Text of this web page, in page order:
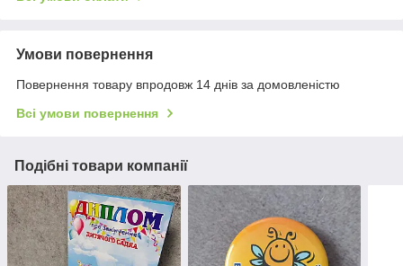
Умови повернення
Повернення товару впродовж 14 днів за домовленістю
Всі умови повернення
Подібні товари компанії